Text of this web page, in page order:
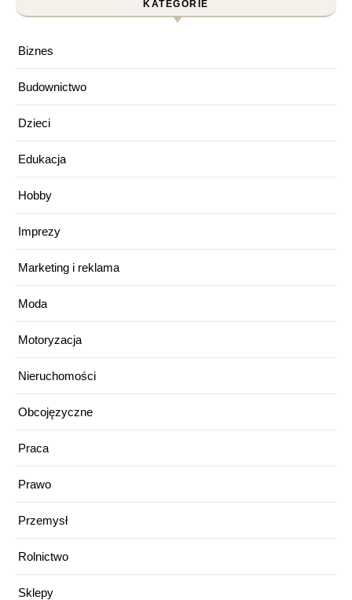
KATEGORIE
Biznes
Budownictwo
Dzieci
Edukacja
Hobby
Imprezy
Marketing i reklama
Moda
Motoryzacja
Nieruchomości
Obcojęzyczne
Praca
Prawo
Przemysł
Rolnictwo
Sklepy